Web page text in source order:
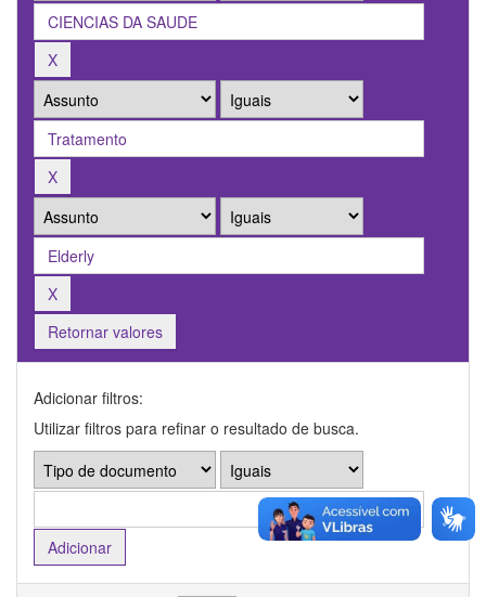
Retornar valores
Adicionar filtros:
Utilizar filtros para refinar o resultado de busca.